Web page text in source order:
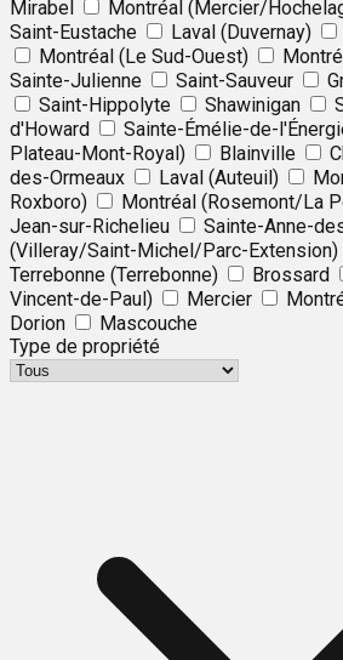
Mirabel
Montréal (Mercier/
Saint-Eustache
Laval (Duvernay)
Montréal (Le Sud-Ouest)
Sainte-Julienne
Saint-Sauveur
Saint-Hippolyte
Shawinigan
d'Howard
Sainte-Émélie-de-
Plateau-Mont-Royal)
Blainville
des-Ormeaux
Laval (Auteuil)
Roxboro)
Montréal (Rosemont/La
Jean-sur-Richelieu
Sainte-Anne-
(Villeray/Saint-Michel/Parc-Extension)
Terrebonne (Terrebonne)
Brossard
Vincent-de-Paul)
Mercier
Dorion
Mascouche
Type de propriété